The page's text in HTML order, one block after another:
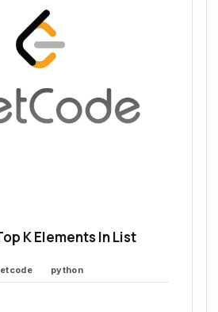
K Elements In List
python